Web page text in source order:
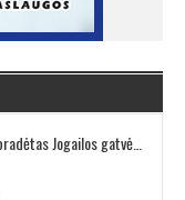
IŠSAUGOS URBANISTINĮ CHARAKTERĮ: Vilniuje pradėtas Jogailos gatvės remontas